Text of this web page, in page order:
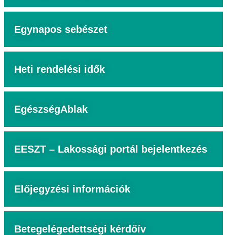
Egynapos sebészet
Heti rendelési idők
EgészségAblak
EESZT – Lakossági portál bejelentkezés
Előjegyzési információk
Betegelégedettségi kérdőív